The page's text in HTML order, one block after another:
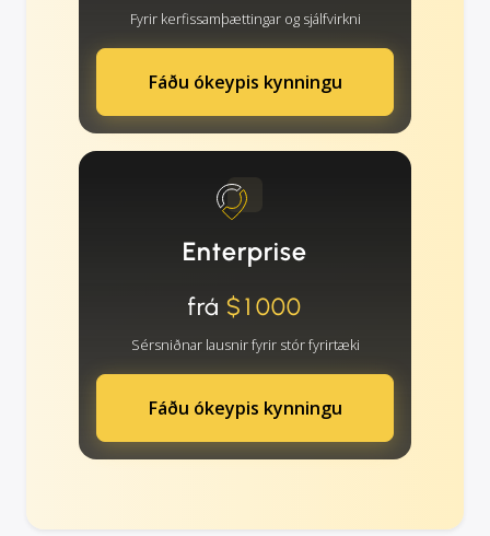
Fyrir kerfissamþættingar og sjálfvirkni
Fáðu ókeypis kynningu
Enterprise
frá $1000
Sérsniðnar lausnir fyrir stór fyrirtæki
Fáðu ókeypis kynningu